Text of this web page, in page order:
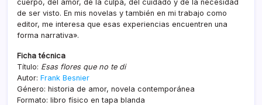
cuerpo, del amor, de la culpa, del cuidado y de la necesidad
de ser visto. En mis novelas y también en mi trabajo como
editor, me interesa que esas experiencias encuentren una
forma narrativa».
Ficha técnica
Título: Esas flores que no te di
Autor: Frank Besnier
Género: historia de amor, novela contemporánea
Formato: libro físico en tapa blanda